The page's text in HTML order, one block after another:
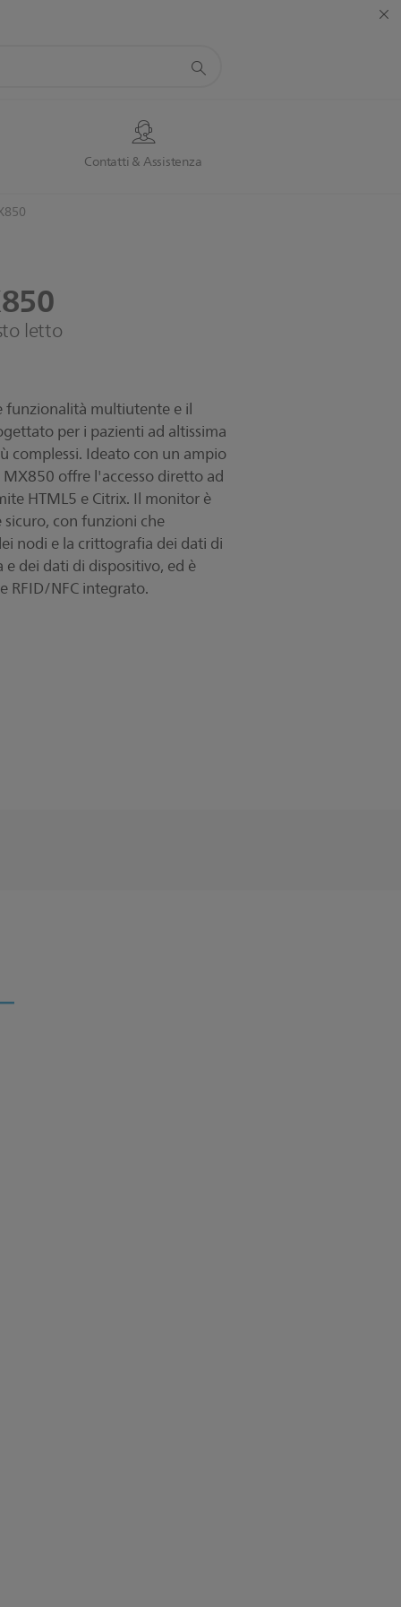
Contatti & Assistenza
letto
funzionalità multiutente e il
per i pazienti ad altissima
complessi. Ideato con un ampio
offre l'accesso diretto ad
HTML5 e Citrix. Il monitor è
con funzioni che
nodi e la crittografia dei dati di
dei dati di dispositivo, ed è
RFID/NFC integrato.